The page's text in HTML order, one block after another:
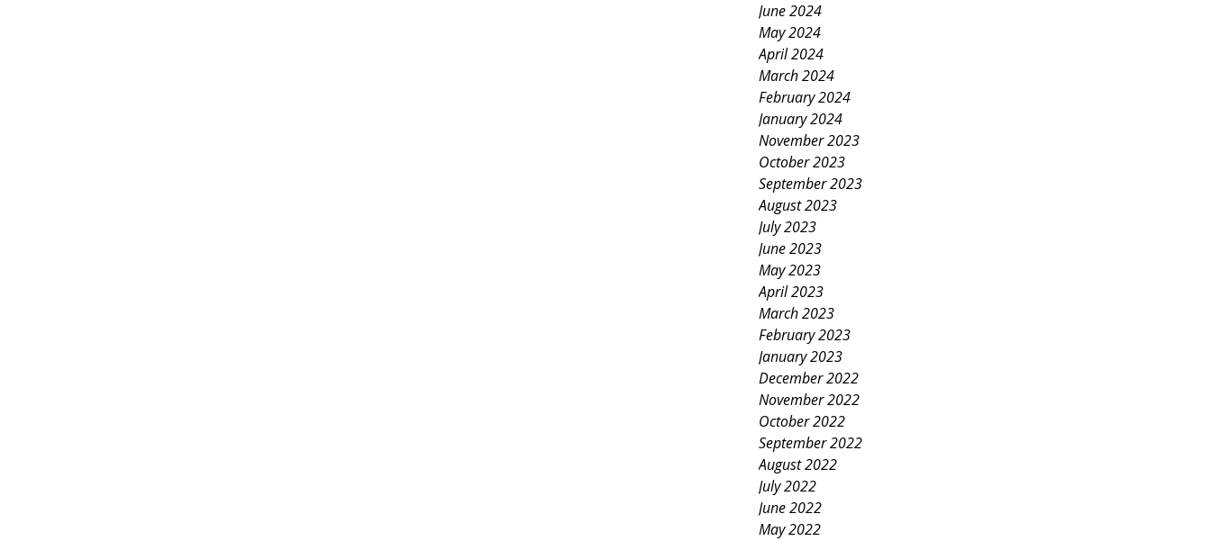
June 2024
May 2024
April 2024
March 2024
February 2024
January 2024
November 2023
October 2023
September 2023
August 2023
July 2023
June 2023
May 2023
April 2023
March 2023
February 2023
January 2023
December 2022
November 2022
October 2022
September 2022
August 2022
July 2022
June 2022
May 2022